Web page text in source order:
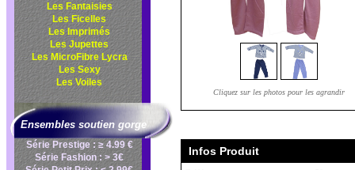
Les Fantaisies
Les Ficelles
Les Imprimés
Les Jupettes
Les MicroFibre Lycra
Les Sexy
Les Voiles
Ensembles soutien gorge
Série Prestige : ≥ 4.99 €
Série Fashion : > 3€
Cliquez sur les photos pour les agrandir
Infos Produit